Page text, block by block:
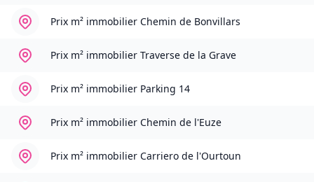
Prix m² immobilier Chemin de Bonvillars
Prix m² immobilier Traverse de la Grave
Prix m² immobilier Parking 14
Prix m² immobilier Chemin de l'Euze
Prix m² immobilier Carriero de l'Ourtoun